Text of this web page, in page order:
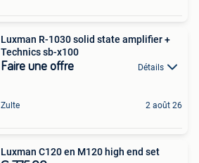
Luxman R-1030 solid state amplifier +
Technics sb-x100
Faire une offre Détails
Zulte 2 août 26
Luxman C120 en M120 high end set